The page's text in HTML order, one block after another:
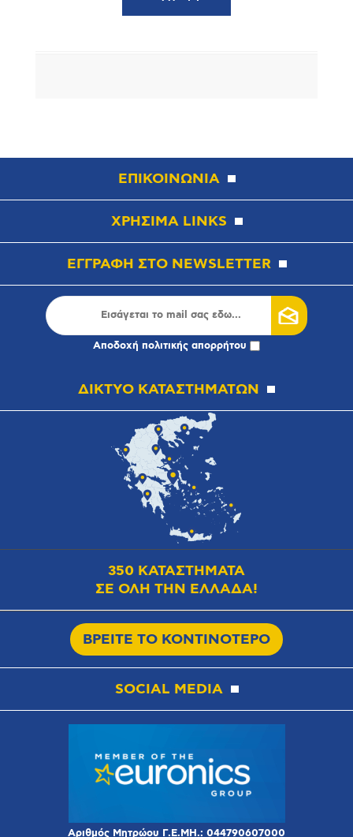
ΕΠΙΚΟΙΝΩΝΙΑ
ΧΡΗΣΙΜΑ LINKS
ΕΓΓΡΑΦΗ ΣΤΟ NEWSLETTER
Αποδοχή πολιτικής απορρήτου
ΔΙΚΤΥΟ ΚΑΤΑΣΤΗΜΑΤΩΝ
350 ΚΑΤΑΣΤΗΜΑΤΑ
ΣΕ ΟΛΗ ΤΗΝ ΕΛΛΑΔΑ!
ΒΡΕΙΤΕ ΤΟ ΚΟΝΤΙΝΟΤΕΡΟ
SOCIAL MEDIA